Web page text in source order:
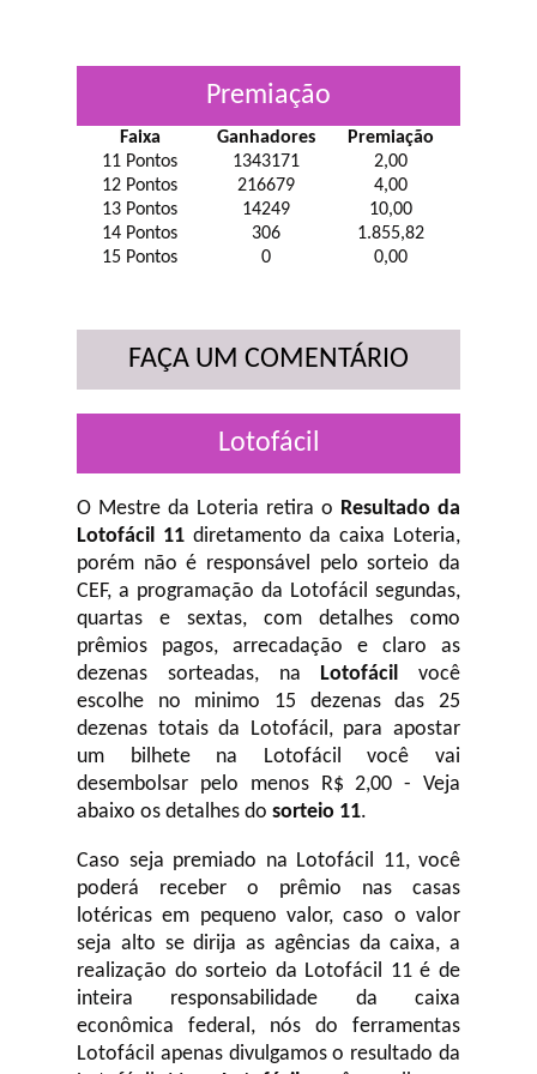
Premiação
Faixa Ganhadores
Premiação
11 Pontos
1343171
2,00
12 Pontos
216679
4,00
13 Pontos
14249
10,00
14 Pontos
306
1.855,82
15 Pontos
0 0,00
FAÇA UM COMENTÁRIO
Lotofácil
O Mestre da Loteria retira o Resultado da
Lotofácil 11diretamento da caixa Loteria,
porém não é responsável pelo sorteio da
CEF, a programação da Lotofácil segundas,
quartas e sextas, com detalhes como
prêmios pagos, arrecadação e claro as
dezenas sorteadas, na Lotofácil você
escolhe no minimo 15 dezenas das 25
dezenas totais da Lotofácil, para apostar
um bilhete na Lotofácil você vai
desembolsar pelo menos R$ 2,00 - Veja
abaixo os detalhes do sorteio 11.
Caso seja premiado na Lotofácil 11, você
poderá receber o prêmio nas casas
lotéricas em pequeno valor, caso o valor
seja alto se dirija as agências da caixa, a
realização do sorteio da Lotofácil 11 é de
inteira responsabilidade da caixa
econômica federal, nós do ferramentas
Lotofácil apenas divulgamos o resultado da